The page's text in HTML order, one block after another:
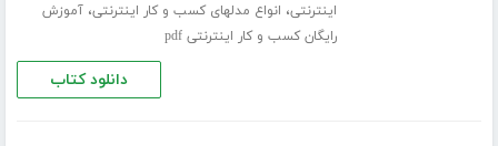
اینترنتی، انواع مدلهای کسب و کار اینترنتی،آموزش
رایگان کسب و کار اینترنتی pdf
دانلود کتاب